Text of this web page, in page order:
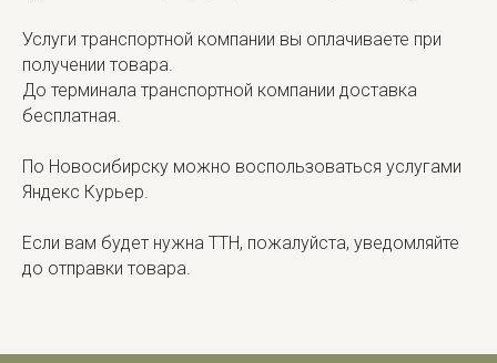
Услуги транспортной компании вы оплачиваете при
получении товара.
До терминала транспортной компании доставка
бесплатная.
По Новосибирску можно воспользоваться услугами
Яндекс Курьер.
Если вам будет нужна ТТН, пожалуйста, уведомляйте
до отправки товара.